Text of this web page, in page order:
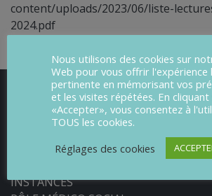
content/uploads/2023/06/liste-
2024.pdf
LE MOT DE LA PRINCIPALE
INSTANCES
Nous utilisons des cookies sur
Web pour vous offrir l'expérience
pertinente en mémorisant vos
et les visites répétées. En cliquant
«Accepter», vous consentez à
TOUS les cookies.
Réglages des cookies